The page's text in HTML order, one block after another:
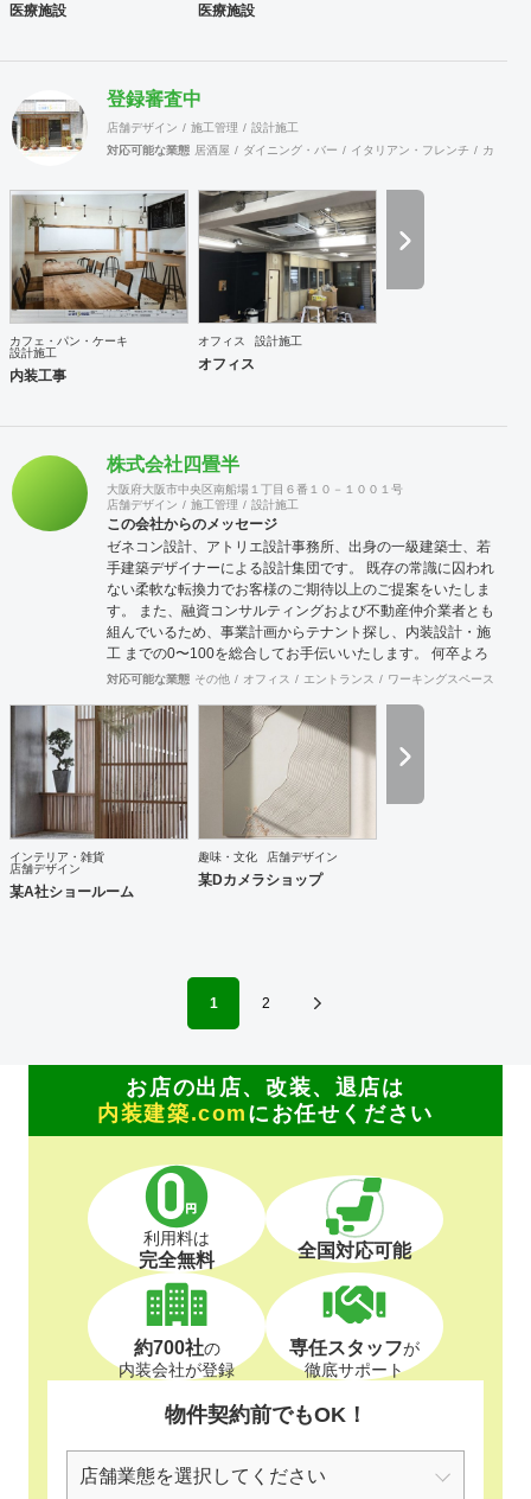
医療施設 医療施設
登録審査中
店舗デザイン 施工管理
設計施工
対応可能な業態 居酒屋 ダイニング・バー イタリアン・フレンチ カフェ
カフェ・パン・ケーキ
設計施工
内装工事
オフィス 設計施工
オフィス
株式会社四畳半
大阪府大阪市中央区南船場１丁目６番１０－１００１号
店舗デザイン
施工管理 設計施工
この会社からのメッセージ
ゼネコン設計、アトリエ設計事務所、出身の一級建築士、若
手建築デザイナーによる設計集団です。 既存の常識に囚われ
ない柔軟な転換力でお客様のご期待以上のご提案をいたしま
す。 また、融資コンサルティングおよび不動産仲介業者とも
組んでいるため、事業計画からテナント探し、内装設計・施
工 までの0〜100を総合してお手伝いいたします。 何卒よろ
しくお願いいたします。
対応可能な業態 その他 オフィス エントランス ワーキングスペース
インテリア・雑貨
店舗デザイン
某A社ショールーム
趣味・文化 店舗デザイン
某Dカメラショップ
1 2
お店の出店、改装、退店は
内装建築.com にお任せください
利用料は
完全無料 全国対応可能
約700社の
内装会社が登録
専任スタッフが
徹底サポート
物件契約前でもOK！